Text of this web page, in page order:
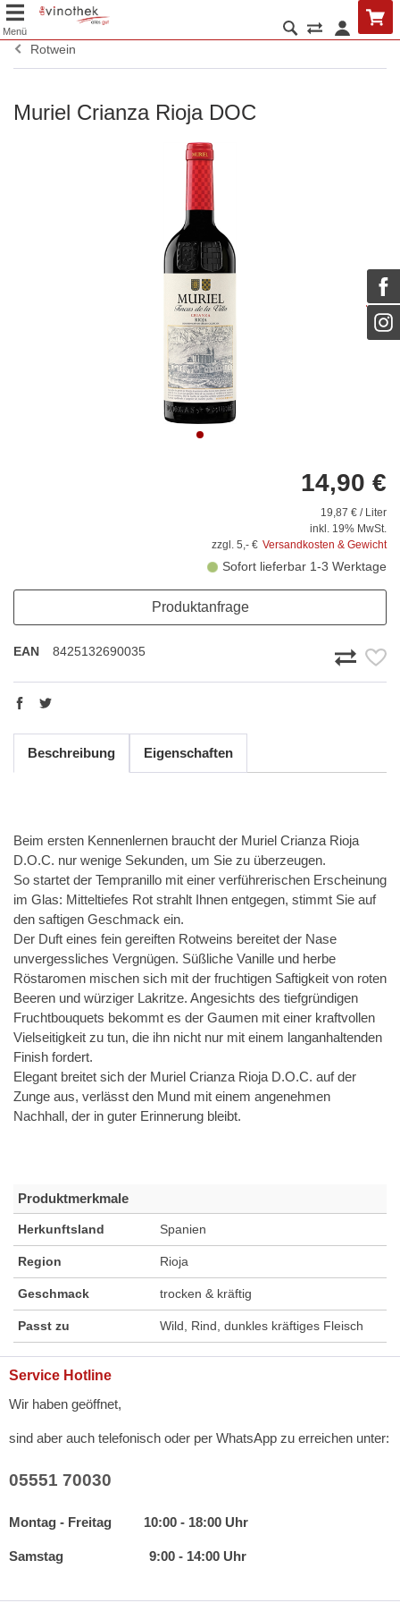
Menü
Rotwein
Muriel Crianza Rioja DOC
14,90 €
19,87 € / Liter
inkl. 19% MwSt.
zzgl. 5,- € Versandkosten & Gewicht
Sofort lieferbar 1-3 Werktage
Produktanfrage
EAN 8425132690035
Beschreibung Eigenschaften
Beim ersten Kennenlernen braucht der Muriel Crianza Rioja
D.O.C. nur wenige Sekunden, um Sie zu überzeugen.
So startet der Tempranillo mit einer verführerischen Erscheinung
im Glas: Mitteltiefes Rot strahlt Ihnen entgegen, stimmt Sie auf
den saftigen Geschmack ein.
Der Duft eines fein gereiften Rotweins bereitet der Nase
unvergessliches Vergnügen. Süßliche Vanille und herbe
Röstaromen mischen sich mit der fruchtigen Saftigkeit von roten
Beeren und würziger Lakritze. Angesichts des tiefgründigen
Fruchtbouquets bekommt es der Gaumen mit einer kraftvollen
Vielseitigkeit zu tun, die ihn nicht nur mit einem langanhaltenden
Finish fordert.
Elegant breitet sich der Muriel Crianza Rioja D.O.C. auf der
Zunge aus, verlässt den Mund mit einem angenehmen
Nachhall, der in guter Erinnerung bleibt.
Produktmerkmale
Herkunftsland Spanien
Region Rioja
Geschmack trocken & kräftig
Passt zu Wild, Rind, dunkles kräftiges Fleisch
Service Hotline
Wir haben geöffnet,
sind aber auch telefonisch oder per WhatsApp zu erreichen unter:
05551 70030
Montag - Freitag 10:00 - 18:00 Uhr
Samstag 9:00 - 14:00 Uhr